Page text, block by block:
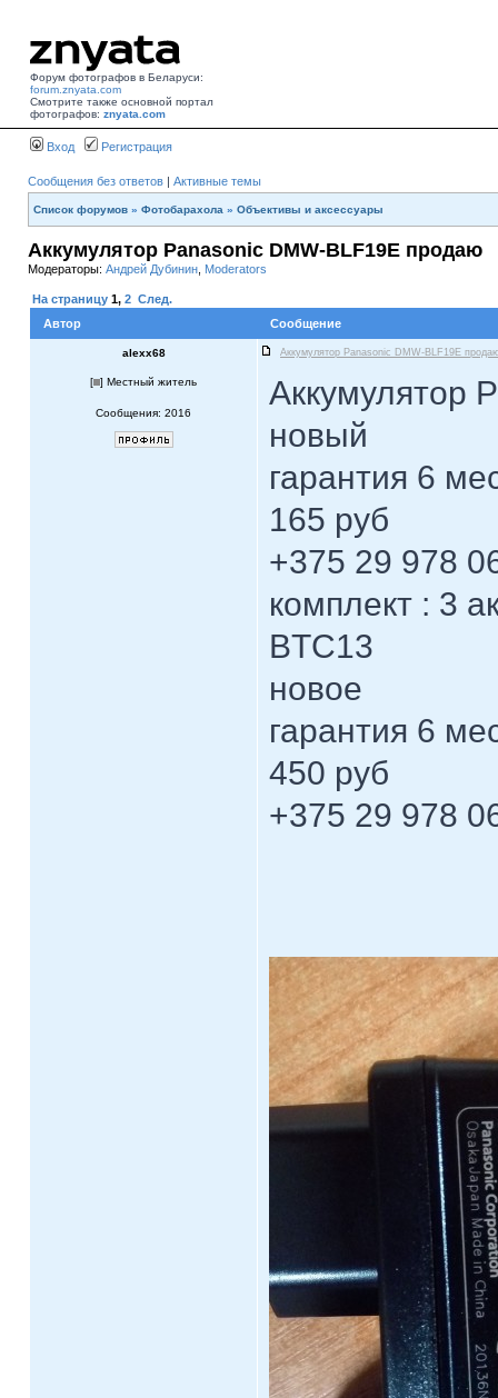
Форум фотографов в Беларуси:
forum.znyata.com
Смотрите также основной портал
фотографов: znyata.com
Вход Регистрация
Сообщения без ответов | Активные темы
Список форумов » Фотобарахола » Объективы и аксессуары
Аккумулятор Panasonic DMW-BLF19E продаю
Модераторы: Андрей Дубинин Moderators
На страницу 1, 2 След.
Автор
Сообщение
alexx68 Аккумулятор Panasonic DMW-BLF19E
[ ] Местный житель
Сообщения: 2016
Аккумулятор
новый
гарантия 6
165 руб
+375 29 978
комплект : 3
BTC13
новое
гарантия 6
450 руб
+375 29 978